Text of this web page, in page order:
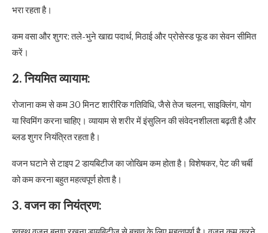
भरा रहता है।
कम वसा और शुगर: तले-भुने खाद्य पदार्थ, मिठाई और प्रोसेस्ड फूड का सेवन सीमित
करें।
2. नियमित व्यायाम:
रोजाना कम से कम 30 मिनट शारीरिक गतिविधि, जैसे तेज चलना, साइक्लिंग, योग
या स्विमिंग करना चाहिए। व्यायाम से शरीर में इंसुलिन की संवेदनशीलता बढ़ती है और
ब्लड शुगर नियंत्रित रहता है।
वजन घटाने से टाइप 2 डायबिटीज का जोखिम कम होता है। विशेषकर, पेट की चर्बी
को कम करना बहुत महत्वपूर्ण होता है।
3. वजन का नियंत्रण: